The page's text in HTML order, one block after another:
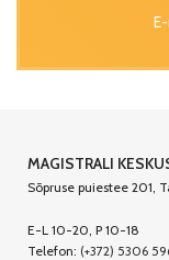
MAGISTRALI
Sõpruse puiestee 201,
E-L 10-20, P 10-18
Telefon: (+372) 5306